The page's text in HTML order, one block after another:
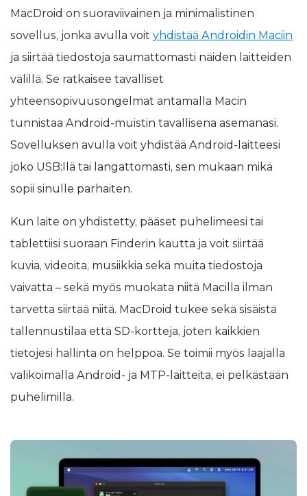
MacDroid on suoraviivainen ja minimalistinen
sovellus, jonka avulla voit yhdistää Androidin Maciin
ja siirtää tiedostoja saumattomasti näiden laitteiden
välillä. Se ratkaisee tavalliset
yhteensopivuusongelmat antamalla Macin
tunnistaa Android-muistin tavallisena asemanasi.
Sovelluksen avulla voit yhdistää Android-laitteesi
joko USB:llä tai langattomasti, sen mukaan mikä
sopii sinulle parhaiten.
Kun laite on yhdistetty, pääset puhelimeesi tai
tablettiisi suoraan Finderin kautta ja voit siirtää
kuvia, videoita, musiikkia sekä muita tiedostoja
vaivatta – sekä myös muokata niitä Macilla ilman
tarvetta siirtää niitä. MacDroid tukee sekä sisäistä
tallennustilaa että SD-kortteja, joten kaikkien
tietojesi hallinta on helppoa. Se toimii myös laajalla
valikoimalla Android- ja MTP-laitteita, ei pelkästään
puhelimilla.